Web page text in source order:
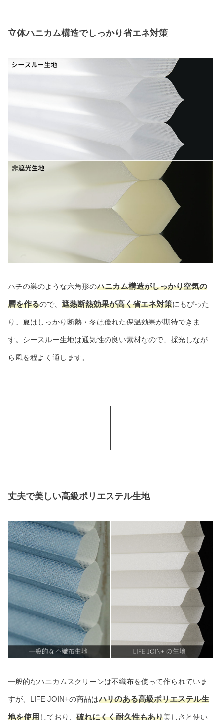
立体ハニカム構造でしっかり省エネ対策
ハチの巣のような六角形のハニカム構造がしっかり空気の
層を作るので、 遮熱断熱効果が高く省エネ対策にもぴった
り。夏はしっかり断熱・冬は優れた保温効果が期待できま
す。シースルー生地は通気性の良い素材なので、採光しなが
ら風を程よく通します。
丈夫で美しい高級ポリエステル生地
一般的なハニカムスクリーンは不織布を使って作られていま
すが、LIFE JOIN+の商品はハリのある高級ポリエステル生
地を使用しており、 破れにくく耐久性もあり美しさと使い